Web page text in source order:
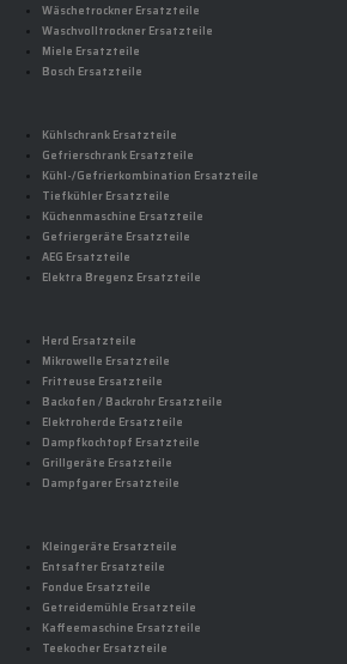
Wäschetrockner Ersatzteile
Waschvolltrockner Ersatzteile
Miele Ersatzteile
Bosch Ersatzteile
Kühlschrank Ersatzteile
Gefrierschrank Ersatzteile
Kühl-/Gefrierkombination Ersatzteile
Tiefkühler Ersatzteile
Küchenmaschine Ersatzteile
Gefriergeräte Ersatzteile
AEG Ersatzteile
Elektra Bregenz Ersatzteile
Herd Ersatzteile
Mikrowelle Ersatzteile
Fritteuse Ersatzteile
Backofen / Backrohr Ersatzteile
Elektroherde Ersatzteile
Dampfkochtopf Ersatzteile
Grillgeräte Ersatzteile
Dampfgarer Ersatzteile
Kleingeräte Ersatzteile
Entsafter Ersatzteile
Fondue Ersatzteile
Getreidemühle Ersatzteile
Kaffeemaschine Ersatzteile
Teekocher Ersatzteile